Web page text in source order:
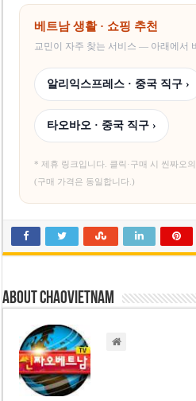
베트남 생활 · 쇼핑 추천
교민이 자주 찾는 서비스 — 아래에서
알리익스프레스 · 중국 직구 ›
타오바오 · 중국 직구 ›
* 제휴 링크입니다. 클릭·구매 시 씬짜오
(구매 가격은 동일합니다.)
About chaovietnam